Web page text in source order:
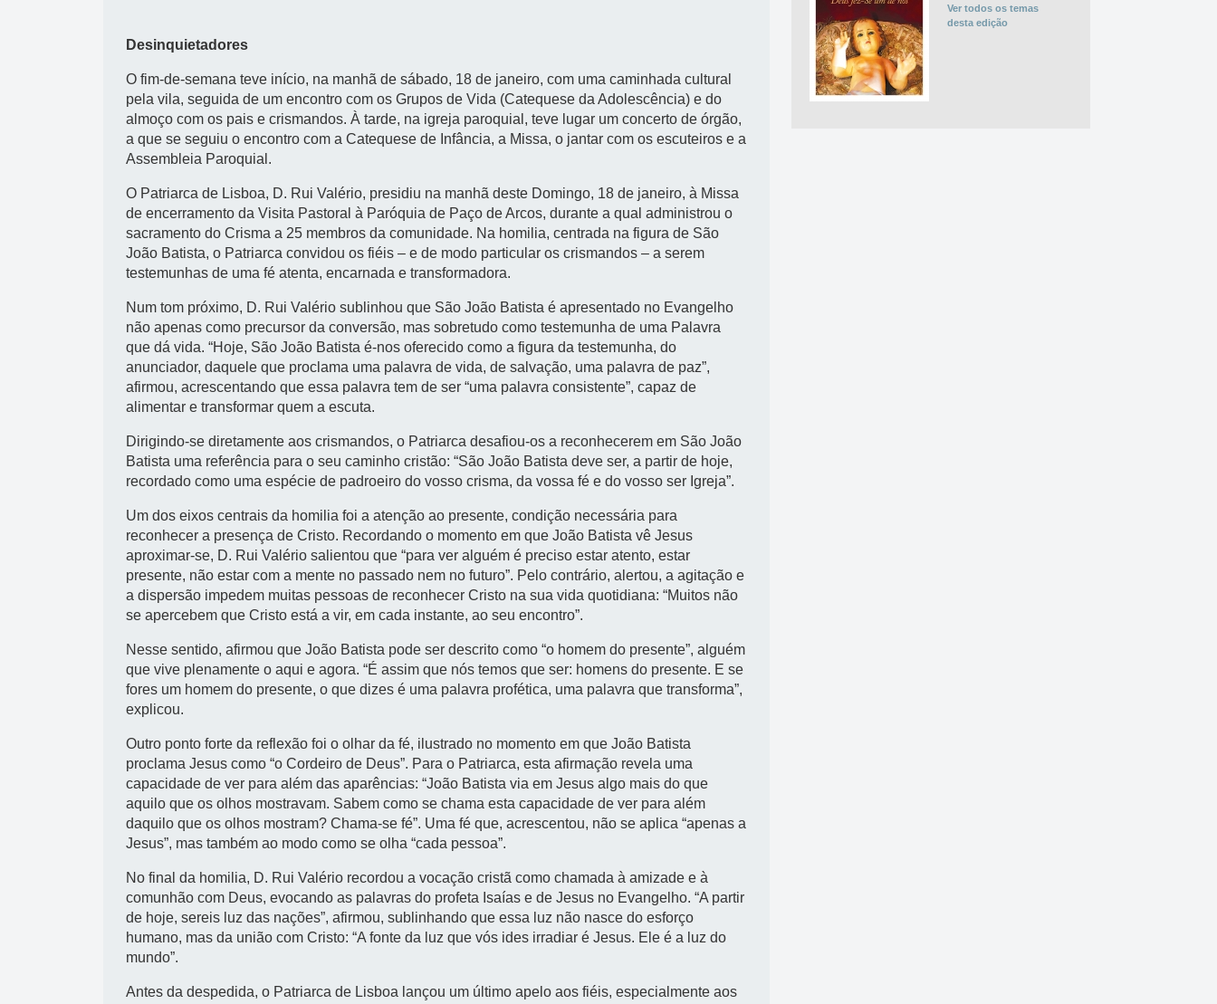
Desinquietadores
O fim-de-semana teve início, na manhã de sábado, 18 de janeiro, com uma caminhada cultural
pela vila, seguida de um encontro com os Grupos de Vida (Catequese da Adolescência) e do
almoço com os pais e crismandos. À tarde, na igreja paroquial, teve lugar um concerto de órgão,
a que se seguiu o encontro com a Catequese de Infância, a Missa, o jantar com os escuteiros e a
Assembleia Paroquial.
O Patriarca de Lisboa, D. Rui Valério, presidiu na manhã deste Domingo, 18 de janeiro, à Missa
de encerramento da Visita Pastoral à Paróquia de Paço de Arcos, durante a qual administrou o
sacramento do Crisma a 25 membros da comunidade. Na homilia, centrada na figura de São
João Batista, o Patriarca convidou os fiéis – e de modo particular os crismandos – a serem
testemunhas de uma fé atenta, encarnada e transformadora.
Num tom próximo, D. Rui Valério sublinhou que São João Batista é apresentado no Evangelho
não apenas como precursor da conversão, mas sobretudo como testemunha de uma Palavra
que dá vida. “Hoje, São João Batista é-nos oferecido como a figura da testemunha, do
anunciador, daquele que proclama uma palavra de vida, de salvação, uma palavra de paz”,
afirmou, acrescentando que essa palavra tem de ser “uma palavra consistente”, capaz de
alimentar e transformar quem a escuta.
Dirigindo-se diretamente aos crismandos, o Patriarca desafiou-os a reconhecerem em São João
Batista uma referência para o seu caminho cristão: “São João Batista deve ser, a partir de hoje,
recordado como uma espécie de padroeiro do vosso crisma, da vossa fé e do vosso ser Igreja”.
Um dos eixos centrais da homilia foi a atenção ao presente, condição necessária para
reconhecer a presença de Cristo. Recordando o momento em que João Batista vê Jesus
aproximar-se, D. Rui Valério salientou que “para ver alguém é preciso estar atento, estar
presente, não estar com a mente no passado nem no futuro”. Pelo contrário, alertou, a agitação e
a dispersão impedem muitas pessoas de reconhecer Cristo na sua vida quotidiana: “Muitos não
se apercebem que Cristo está a vir, em cada instante, ao seu encontro”.
Nesse sentido, afirmou que João Batista pode ser descrito como “o homem do presente”, alguém
que vive plenamente o aqui e agora. “É assim que nós temos que ser: homens do presente. E se
fores um homem do presente, o que dizes é uma palavra profética, uma palavra que transforma”,
explicou.
Outro ponto forte da reflexão foi o olhar da fé, ilustrado no momento em que João Batista
proclama Jesus como “o Cordeiro de Deus”. Para o Patriarca, esta afirmação revela uma
capacidade de ver para além das aparências: “João Batista via em Jesus algo mais do que
aquilo que os olhos mostravam. Sabem como se chama esta capacidade de ver para além
daquilo que os olhos mostram? Chama-se fé”. Uma fé que, acrescentou, não se aplica “apenas a
Jesus”, mas também ao modo como se olha “cada pessoa”.
No final da homilia, D. Rui Valério recordou a vocação cristã como chamada à amizade e à
comunhão com Deus, evocando as palavras do profeta Isaías e de Jesus no Evangelho. “A partir
de hoje, sereis luz das nações”, afirmou, sublinhando que essa luz não nasce do esforço
humano, mas da união com Cristo: “A fonte da luz que vós ides irradiar é Jesus. Ele é a luz do
mundo”.
Antes da despedida, o Patriarca de Lisboa lançou um último apelo aos fiéis, especialmente aos
Ver todos os temas
desta edição